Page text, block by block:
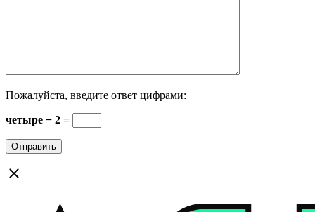
Пожалуйста, введите ответ цифрами:
четыре − 2 =